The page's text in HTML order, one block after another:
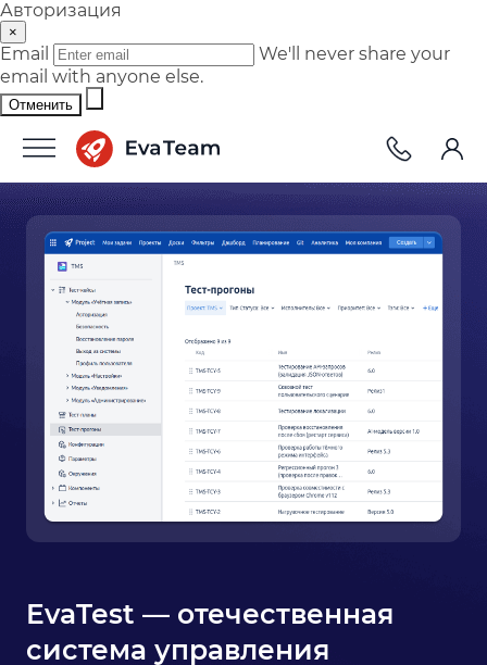
Авторизация
×
Email
We'll never share your
email with anyone else.
Отменить
EvaTest — отечественная
система управления